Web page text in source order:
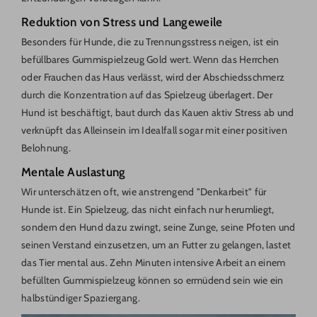
Reduktion von Stress und Langeweile
Besonders für Hunde, die zu Trennungsstress neigen, ist ein
befüllbares Gummispielzeug Gold wert. Wenn das Herrchen
oder Frauchen das Haus verlässt, wird der Abschiedsschmerz
durch die Konzentration auf das Spielzeug überlagert. Der
Hund ist beschäftigt, baut durch das Kauen aktiv Stress ab und
verknüpft das Alleinsein im Idealfall sogar mit einer positiven
Belohnung.
Mentale Auslastung
Wir unterschätzen oft, wie anstrengend "Denkarbeit" für
Hunde ist. Ein Spielzeug, das nicht einfach nur herumliegt,
sondern den Hund dazu zwingt, seine Zunge, seine Pfoten und
seinen Verstand einzusetzen, um an Futter zu gelangen, lastet
das Tier mental aus. Zehn Minuten intensive Arbeit an einem
befüllten Gummispielzeug können so ermüdend sein wie ein
halbstündiger Spaziergang.